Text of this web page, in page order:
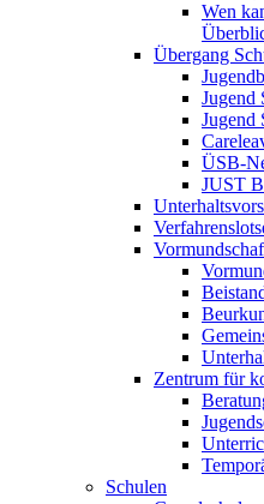
Wen
Übergang
Jugend
ÜSB-
JUST
Zentrum für
Schulen